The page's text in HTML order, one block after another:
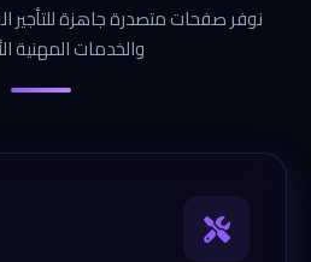
نوفر صفحات متصدرة جاهزة للتأجير
والخدمات المهنية